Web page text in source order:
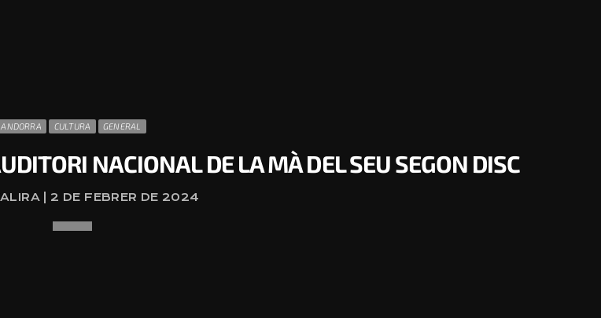
ANDORRA CULTURA GENERAL
NACIONAL DE LA MÀ DEL SEU SEGON DISC
| 2 DE FEBRER DE 2024